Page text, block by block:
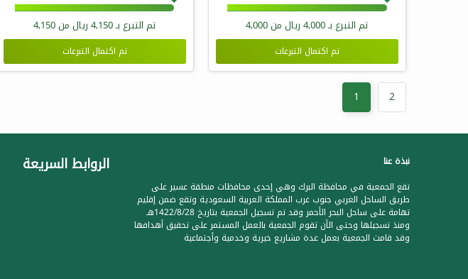
تم التبرع بـ4,000ريال من4,000
تم اكتمال التبرعات
تم التبرع بـ4,150ريال من4,150
تم اكتمال التبرعات
1 2
نبذة عنا
تقع الجمعية في محافظة البرك وهي إحدى محافظات منطقة عسير على
طريق الساحل الغربي جنوب غرب المملكة العربية السعودية وتقع ضمن إقليم
تهامة على ساحل البحر الأحمر وقد تم تسجيل الجمعية بتاريخ 1422/8/28هـ
ومنذ تسجيلها وحتى الأن تقوم الجمعية بالعمل المستمر على تحقيق أهدافها
وقد قامت الجمعية بعمل عدة مشاريع خيرية وخدمية وأجتماعية
الروابط السريعة